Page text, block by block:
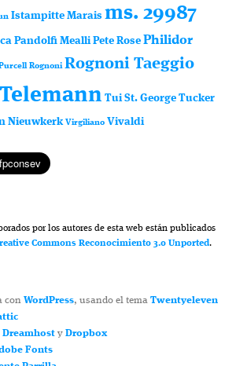
Istampitte Marais ms. 29987
Pandolfi Mealli Pete Rose Philidor
Rognoni Rognoni Taeggio
Telemann Tui St. George Tucker
Nieuwkerk Virgiliano Vivaldi
por los autores de esta web están publicados
Commons Reconocimiento 3.0 Unported.
con WordPress, usando el tema Twentyeleven
Dreamhosty Dropbox
Fonts